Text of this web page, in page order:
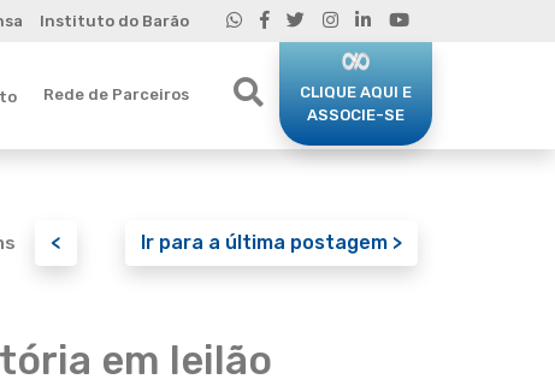
Instituto do Barão
Rede de Parceiros
CLIQUE AQUI E
ASSOCIE-SE
< Ir para a última postagem >
em leilão